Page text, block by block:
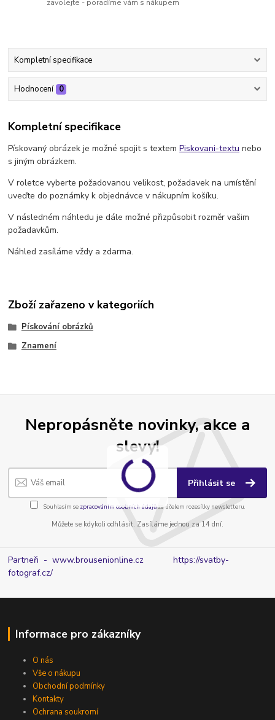
zavolejte - poradíme vám s nákupem
Kompletní specifikace
Hodnocení 0
Kompletní specifikace
Pískovaný obrázek je možné spojit s textemPiskovani-textu nebo
s jiným obrázkem.
V roletce vyberte požadovanou velikost, požadavek na umístění
uveďte do poznámky k objednávce v nákupním košíku.
V následném náhledu je dále možné přizpůsobit rozměr vašim
požadavkům.
Náhled zasíláme vždy a zdarma.
Zboží zařazeno v kategoriích
Pískování obrázků
Znamení
Nepropásněte novinky, akce a
slevy!
Přihlásit se
Souhlasím se zpracováním osobních údajůza účelem rozesílky newsletteru.
Můžete se kdykoli odhlásit. Zasíláme jednou za 14 dní.
Partneři - www.brousenionline.czhttps://svatby-
fotograf.cz/
Informace pro zákazníky
O nás
Vše o nákupu
Obchodní podmínky
Kontakty
Ochrana soukromí